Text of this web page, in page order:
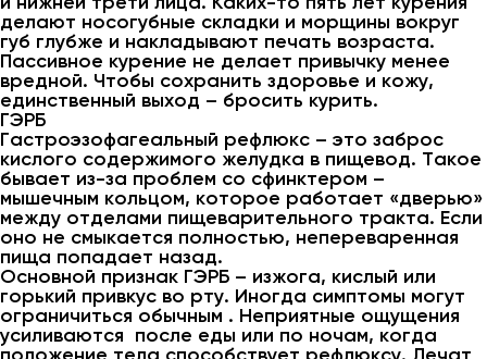
делают носогубные складки и морщины вокруг
губ глубже и накладывают печать возраста.
Пассивное курение не делает привычку менее
вредной. Чтобы сохранить здоровье и кожу,
единственный выход – бросить курить.
ГЭРБ
Гастроэзофагеальный рефлюкс – это заброс
кислого содержимого желудка в пищевод. Такое
бывает из-за проблем со сфинктером –
мышечным кольцом, которое работает «дверью»
между отделами пищеварительного тракта. Если
оно не смыкается полностью, непереваренная
пища попадает назад.
Основной признак ГЭРБ – изжога, кислый или
горький привкус во рту. Иногда симптомы могут
ограничиться обычным . Неприятные ощущения
усиливаются после еды или по ночам, когда